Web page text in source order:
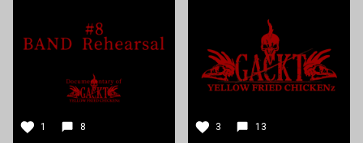
1 8 3 13